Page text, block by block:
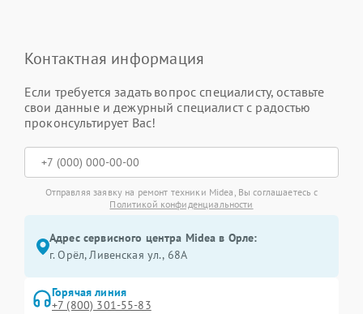
Контактная информация
Если требуется задать вопрос специалисту, оставьте
свои данные и дежурный специалист с радостью
проконсультирует Вас!
Отправляя заявку на ремонт техники Midea, Вы соглашаетесь с
Политикой конфиденциальности
Адрес сервисного центра Midea в Орле:
г. Орёл, Ливенская ул., 68А
Горячая линия
+7 (800) 301-55-83